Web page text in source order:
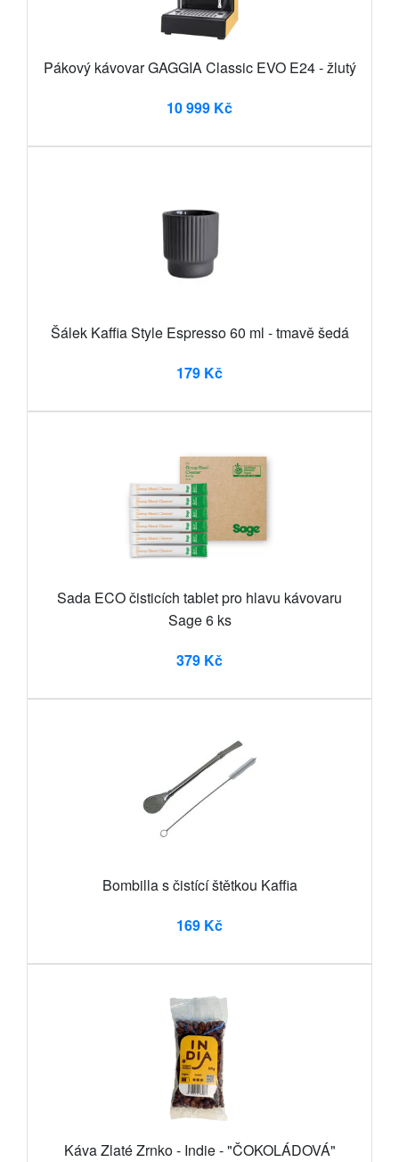
Pákový kávovar GAGGIA Classic EVO E24 - žlutý
10 999 Kč
Šálek Kaffia Style Espresso 60 ml - tmavě šedá
179 Kč
Sada ECO čisticích tablet pro hlavu kávovaru
Sage 6 ks
379 Kč
Bombilla s čistící štětkou Kaffia
169 Kč
Káva Zlaté Zrnko - Indie - "ČOKOLÁDOVÁ"